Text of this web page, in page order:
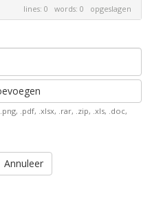
lines: 0 words: 0 opgeslagen
.pdf, .xlsx, .rar, .zip, .xls, .doc,
Annuleer